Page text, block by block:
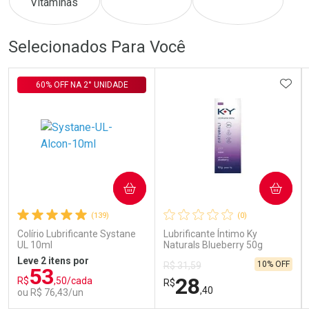
Comprar sem Desconto
Por R$ 566,00/cada
Por R$ 566,00/cada
Comprar sem Desconto
Por R$ 74,00/cada
Por R$ 74,00/cada
Selecionados Para Você
(139)
Colírio Lubrificante Systane
UL 10ml
60% OFF NA 2° UNIDADE
Leve 2 itens por
R$53,50/cada
ou R$ 76,43/un
COMPRAR
(0)
Lubrificante Íntimo Ky
Naturals Blueberry 50g
R$ 31,59
R$28,40
10% OFF
COMPRAR